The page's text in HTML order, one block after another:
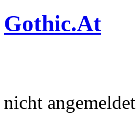
Gothic.At
nicht angemeldet